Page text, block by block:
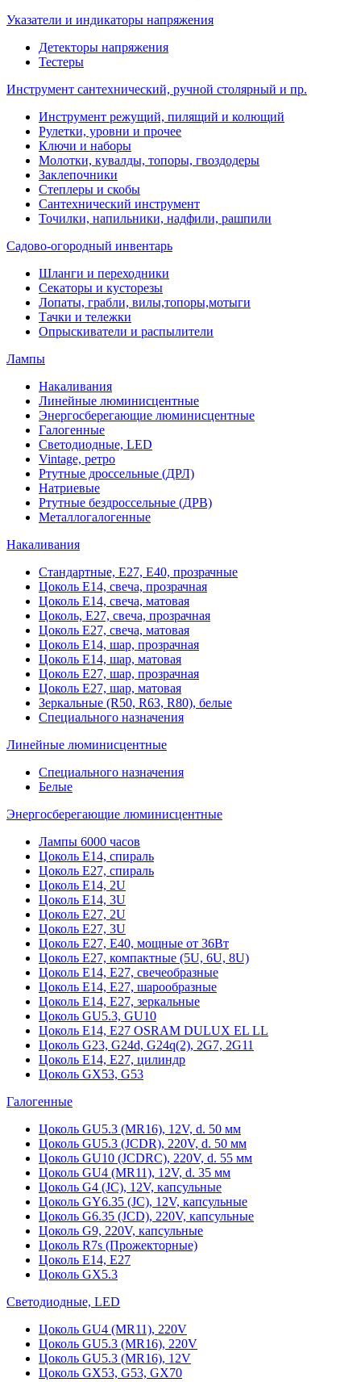
Указатели и индикаторы напряжения
Детекторы напряжения
Тестеры
Инструмент сантехнический, ручной столярный и пр.
Инструмент режущий, пилящий и колющий
Рулетки, уровни и прочее
Ключи и наборы
Молотки, кувалды, топоры, гвоздодеры
Заклепочники
Степлеры и скобы
Сантехнический инструмент
Точилки, напильники, надфили, рашпили
Садово-огородный инвентарь
Шланги и переходники
Секаторы и кусторезы
Лопаты, грабли, вилы,топоры,мотыги
Тачки и тележки
Опрыскиватели и распылители
Лампы
Накаливания
Линейные люминисцентные
Энергосберегающие люминисцентные
Галогенные
Светодиодные, LED
Vintage, ретро
Ртутные дроссельные (ДРЛ)
Натриевые
Ртутные бездроссельные (ДРВ)
Металлогалогенные
Накаливания
Стандартные, Е27, Е40, прозрачные
Цоколь Е14, свеча, прозрачная
Цоколь Е14, свеча, матовая
Цоколь, Е27, свеча, прозрачная
Цоколь Е27, свеча, матовая
Цоколь Е14, шар, прозрачная
Цоколь Е14, шар, матовая
Цоколь Е27, шар, прозрачная
Цоколь Е27, шар, матовая
Зеркальные (R50, R63, R80), белые
Специального назначения
Линейные люминисцентные
Специального назначения
Белые
Энергосберегающие люминисцентные
Лампы 6000 часов
Цоколь Е14, спираль
Цоколь Е27, спираль
Цоколь Е14, 2U
Цоколь Е14, 3U
Цоколь Е27, 2U
Цоколь Е27, 3U
Цоколь Е27, Е40, мощные от 36Вт
Цоколь Е27, компактные (5U, 6U, 8U)
Цоколь Е14, Е27, свечеобразные
Цоколь Е14, Е27, шарообразные
Цоколь Е14, Е27, зеркальные
Цоколь GU5.3, GU10
Цоколь Е14, Е27 OSRAM DULUX EL LL
Цоколь G23, G24d, G24q(2), 2G7, 2G11
Цоколь Е14, Е27, цилиндр
Цоколь GX53, G53
Галогенные
Цоколь GU5.3 (MR16), 12V, d. 50 мм
Цоколь GU5.3 (JCDR), 220V, d. 50 мм
Цоколь GU10 (JCDRC), 220V, d. 55 мм
Цоколь GU4 (MR11), 12V, d. 35 мм
Цоколь G4 (JC), 12V, капсульные
Цоколь GY6.35 (JC), 12V, капсульные
Цоколь G6.35 (JCD), 220V, капсульные
Цоколь G9, 220V, капсульные
Цоколь R7s (Прожекторные)
Цоколь E14, E27
Цоколь GX5.3
Светодиодные, LED
Цоколь GU4 (MR11), 220V
Цоколь GU5.3 (MR16), 220V
Цоколь GU5.3 (MR16), 12V
Цоколь GX53, G53, GX70